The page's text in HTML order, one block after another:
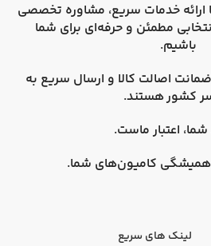
ارائه خدمات سریع، مشاوره تخصصی
مطمئن و حرفه‌ای برای شما
باشیم.
ضمانت اصالت کالا و ارسال سریع به
کشورهستند.
شما، اعتبار ماست.
همیشگی کامیون‌های شما.
لینک های سریع